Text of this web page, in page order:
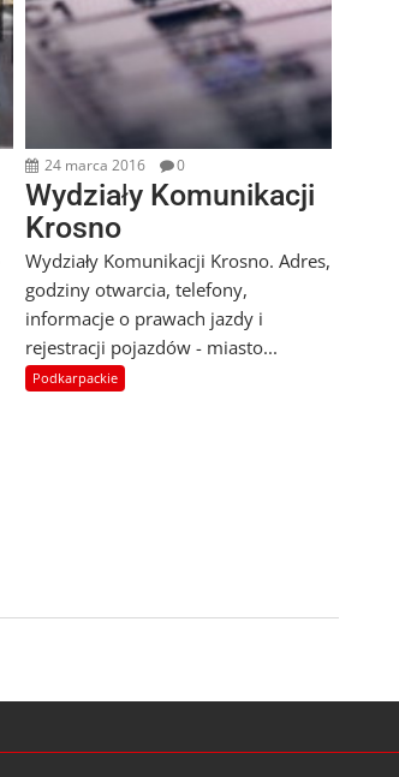
24 marca 2016 0
Wydziały Komunikacji
Krosno
Wydziały Komunikacji Krosno. Adres,
godziny otwarcia, telefony,
informacje o prawach jazdy i
rejestracji pojazdów - miasto...
Podkarpackie